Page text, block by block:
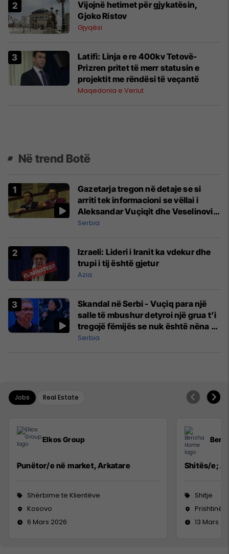
Vijojnë hetimet për gjykatësin,
Gjoko Ristov
Gjyqësi
Latifi: Linja e re 400kv Tetovë-
Prizren pritet të merr statusin e
projektit me rëndësi të veçantë
Maqedonia e Veriut
Në trend Botë
Gazetarja tregon në detaje se si
arriti tek informacioni se vëllai i
Aleksandar Vuçiqit dhe Veselinoviq
u bënë miliarderë
Serbia
Izraeli: Lideri i Iranit ka vdekur dhe
trupi i tij është gjetur
Azia
Skandal në Serbi - Vuçiq para një
salle të mbushur detyroi një grua t’i
tregojë fëmijës se nuk është nëna e
tij
Serbia
Jobs Real Estate
Elkos Group
Punëtor/e në market, Arkatare
Shërbime te Klientëve
Kosovo
6 Mars 2026
Shitës/e;
Shitje
Prishtinë
13 Mars